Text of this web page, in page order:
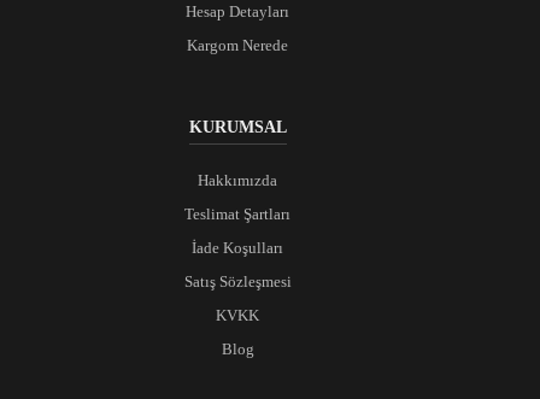
Hesap Detayları
Kargom Nerede
KURUMSAL
Hakkımızda
Teslimat Şartları
İade Koşulları
Satış Sözleşmesi
KVKK
Blog